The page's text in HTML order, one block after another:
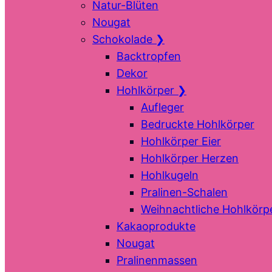
Natur-Blüten
Nougat
Schokolade ❯
Backtropfen
Dekor
Hohlkörper ❯
Aufleger
Bedruckte Hohlkörper
Hohlkörper Eier
Hohlkörper Herzen
Hohlkugeln
Pralinen-Schalen
Weihnachtliche
Kakaoprodukte
Nougat
Pralinenmassen